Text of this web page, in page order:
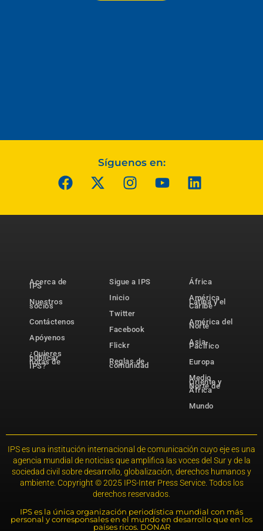
Síguenos en:
Acerca de
IPS
Nuestros
socios
Contáctenos
Apóyenos
¿Quieres
publicar
notas de
IPS?
Sigue a IPS
Inicio
Twitter
Facebook
Flickr
Reglas de
comunidad
África
América
Latina y el
Caribe
América del
Norte
Asia-
Pacífico
Europa
Medio
Oriente y
Norte de
África
Mundo
IPS es una institución internacional de comunicación cuyo eje es una
agencia mundial de noticias que amplifica las voces del Sur y de la
sociedad civil sobre desarrollo, globalización, derechos humanos y
ambiente. Copyright © 2025 IPS-Inter Press Service. Todos los
derechos reservados.
IPS es la única organización periodística mundial con más
personal y corresponsales en el mundo en desarrollo que en los
países ricos. DONAR